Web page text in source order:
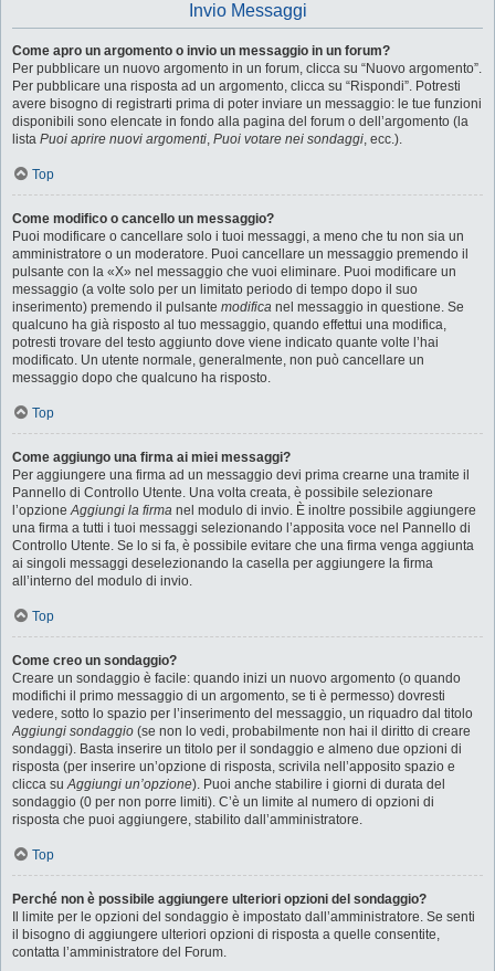
Invio Messaggi
Come apro un argomento o invio un messaggio in un forum?
Per pubblicare un nuovo argomento in un forum, clicca su “Nuovo argomento”.
Per pubblicare una risposta ad un argomento, clicca su “Rispondi”. Potresti
avere bisogno di registrarti prima di poter inviare un messaggio: le tue funzioni
disponibili sono elencate in fondo alla pagina del forum o dell’argomento (la
lista Puoi aprire nuovi argomenti, Puoi votare nei sondaggi, ecc.).
Top
Come modifico o cancello un messaggio?
Puoi modificare o cancellare solo i tuoi messaggi, a meno che tu non sia un
amministratore o un moderatore. Puoi cancellare un messaggio premendo il
pulsante con la «X» nel messaggio che vuoi eliminare. Puoi modificare un
messaggio (a volte solo per un limitato periodo di tempo dopo il suo
inserimento) premendo il pulsante modifica nel messaggio in questione. Se
qualcuno ha già risposto al tuo messaggio, quando effettui una modifica,
potresti trovare del testo aggiunto dove viene indicato quante volte l’hai
modificato. Un utente normale, generalmente, non può cancellare un
messaggio dopo che qualcuno ha risposto.
Top
Come aggiungo una firma ai miei messaggi?
Per aggiungere una firma ad un messaggio devi prima crearne una tramite il
Pannello di Controllo Utente. Una volta creata, è possibile selezionare
l’opzioneAggiungi la firma nel modulo di invio. È inoltre possibile aggiungere
una firma a tutti i tuoi messaggi selezionando l’apposita voce nel Pannello di
Controllo Utente. Se lo si fa, è possibile evitare che una firma venga aggiunta
ai singoli messaggi deselezionando la casella per aggiungere la firma
all’interno del modulo di invio.
Top
Come creo un sondaggio?
Creare un sondaggio è facile: quando inizi un nuovo argomento (o quando
modifichi il primo messaggio di un argomento, se ti è permesso) dovresti
vedere, sotto lo spazio per l’inserimento del messaggio, un riquadro dal titolo
Aggiungi sondaggio (se non lo vedi, probabilmente non hai il diritto di creare
sondaggi). Basta inserire un titolo per il sondaggio e almeno due opzioni di
risposta (per inserire un’opzione di risposta, scrivila nell’apposito spazio e
clicca suAggiungi un’opzione). Puoi anche stabilire i giorni di durata del
sondaggio (0 per non porre limiti). C’è un limite al numero di opzioni di
risposta che puoi aggiungere, stabilito dall’amministratore.
Top
Perché non è possibile aggiungere ulteriori opzioni del sondaggio?
Il limite per le opzioni del sondaggio è impostato dall’amministratore. Se senti
il bisogno di aggiungere ulteriori opzioni di risposta a quelle consentite,
contatta l’amministratore del Forum.